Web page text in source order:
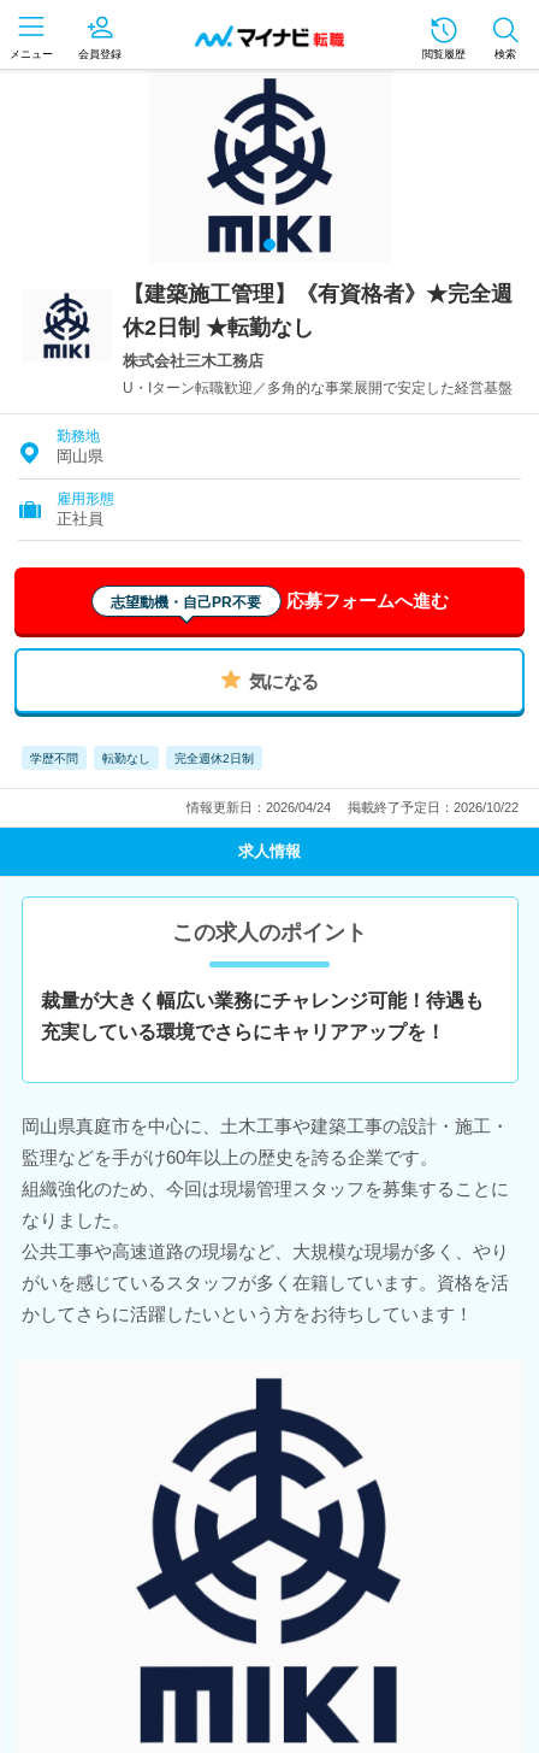
メニュー 会員登録 閲覧履歴 検索
【建築施工管理】《有資格者》★完全週
休2日制 ★転勤なし
株式会社三木工務店
U・Iターン転職歓迎／多角的な事業展開で安定した経営基盤
勤務地
岡山県
雇用形態
正社員
志望動機・自己PR不要 応募フォームへ進む
気になる
学歴不問 転勤なし 完全週休2日制
情報更新日：2026/04/24 掲載終了予定日：2026/10/22
求人情報
この求人のポイント
裁量が大きく幅広い業務にチャレンジ可能！待遇も
充実している環境でさらにキャリアアップを！
岡山県真庭市を中心に、土木工事や建築工事の設計・施工・
監理などを手がけ60年以上の歴史を誇る企業です。
組織強化のため、今回は現場管理スタッフを募集することに
なりました。
公共工事や高速道路の現場など、大規模な現場が多く、やり
がいを感じているスタッフが多く在籍しています。資格を活
かしてさらに活躍したいという方をお待ちしています！